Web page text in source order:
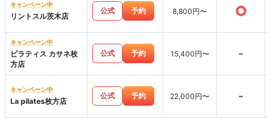
キャンペーン中
リントスル茨木店
公式 予約 8,800円〜 ○
キャンペーン中
ピラティス カサネ枚
方店
公式 予約 15,400円〜 -
キャンペーン中
La pilates枚方店
公式 予約 22,000円〜 -